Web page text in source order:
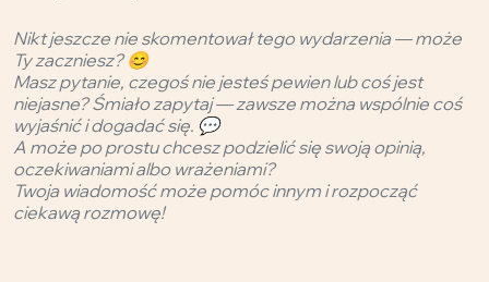
Nikt jeszcze nie skomentował tego wydarzenia — może
Ty zaczniesz? 😊
Masz pytanie, czegoś nie jesteś pewien lub coś jest
niejasne? Śmiało zapytaj — zawsze można wspólnie coś
wyjaśnić i dogadać się. 💬
A może po prostu chcesz podzielić się swoją opinią,
oczekiwaniami albo wrażeniami?
Twoja wiadomość może pomóc innym i rozpocząć
ciekawą rozmowę!